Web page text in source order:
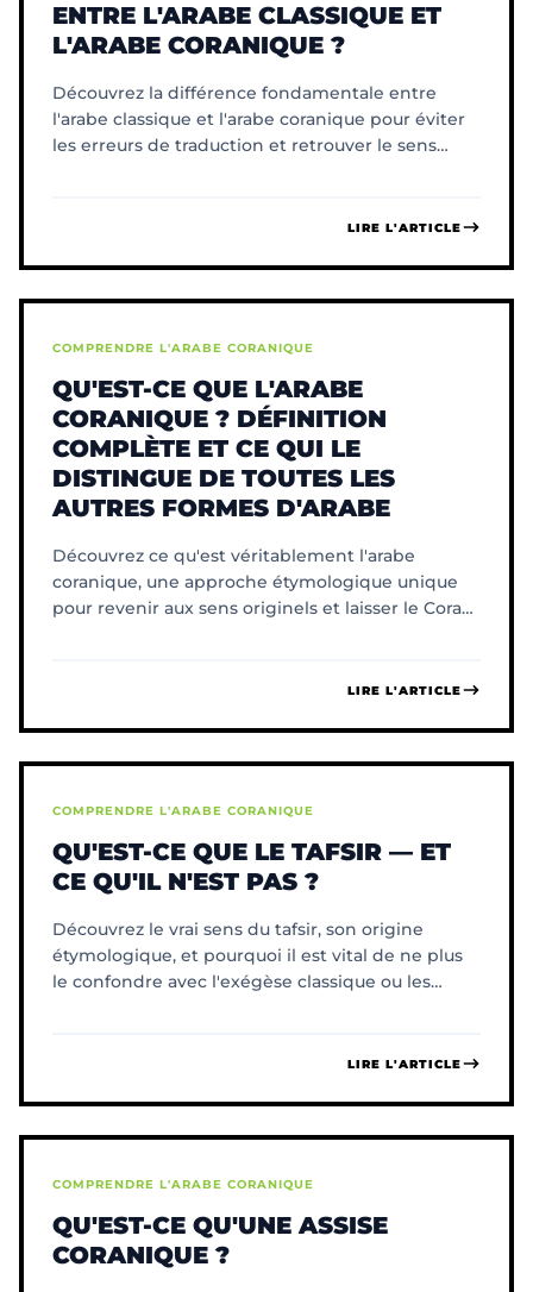
ENTRE L'ARABE CLASSIQUE ET
L'ARABE CORANIQUE ?
Découvrez la différence fondamentale entre
l'arabe classique et l'arabe coranique pour éviter
les erreurs de traduction et retrouver le sens
LIRE L'ARTICLE
COMPRENDRE L'ARABE CORANIQUE
QU'EST-CE QUE L'ARABE
CORANIQUE ? DÉFINITION
COMPLÈTE ET CE QUI LE
DISTINGUE DE TOUTES LES
AUTRES FORMES D'ARABE
Découvrez ce qu'est véritablement l'arabe
coranique, une approche étymologique unique
pour revenir aux sens originels et laisser le Coran
LIRE L'ARTICLE
COMPRENDRE L'ARABE CORANIQUE
QU'EST-CE QUE LE TAFSIR — ET
CE QU'IL N'EST PAS ?
Découvrez le vrai sens du tafsir, son origine
étymologique, et pourquoi il est vital de ne plus
le confondre avec l'exégèse classique ou les
LIRE L'ARTICLE
COMPRENDRE L'ARABE CORANIQUE
QU'EST-CE QU'UNE ASSISE
CORANIQUE ?